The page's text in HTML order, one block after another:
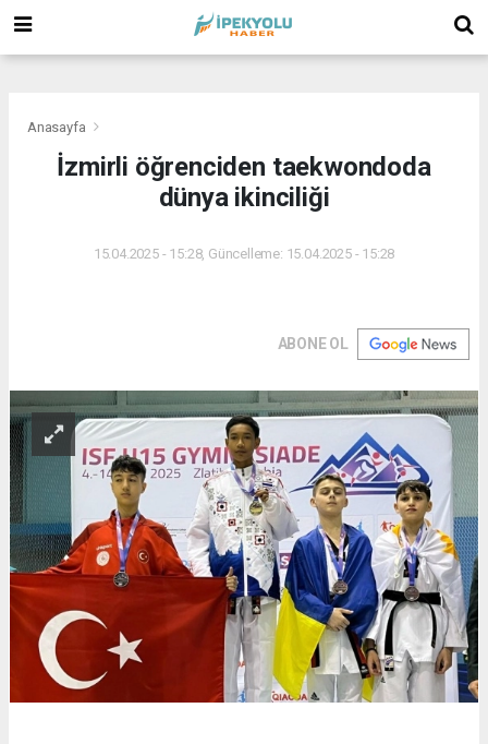
Anasayfa
İzmirli öğrenciden taekwondoda
dünya ikinciliği
15.04.2025 - 15:28, Güncelleme: 15.04.2025 - 15:28
ABONE OL